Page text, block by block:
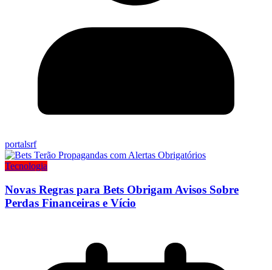
portalsrf
Tecnologia
Novas Regras para Bets Obrigam Avisos Sobre
Perdas Financeiras e Vício